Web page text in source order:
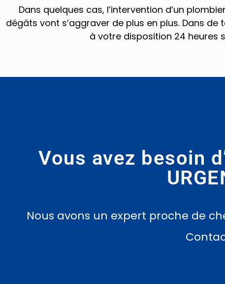
Dans quelques cas, l’intervention d’un
dégâts vont s’aggraver de plus en plus. Dans
à votre disposition 24 heures
Vous avez besoin
Nous avons un expert proche de